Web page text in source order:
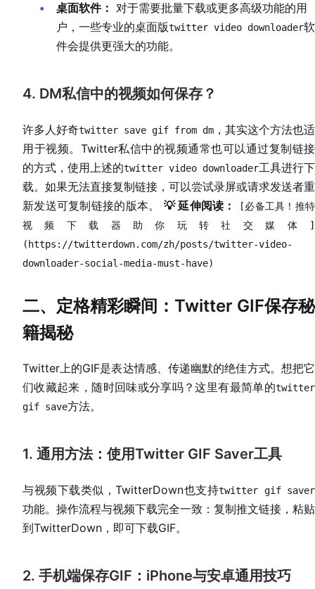
桌面软件： 对于需要批量下载或更多高级功能的用
户，一些专业的桌面版twitter video downloader软
件会提供更强大的功能。
4. DM私信中的视频如何保存？
许多人好奇twitter save gif from dm ，其实这个方法也适
用于视频。Twitter私信中的视频通常也可以通过复制链接
的方式，使用上述的twitter video downloader工具进行下
载。如果无法直接复制链接，可以尝试录屏或请求发送者重
新发送可复制链接的版本。 💡 延伸阅读：
[必备工具！推特
视频下载器助你玩转社交媒体]
(https://twitterdown.com/zh/posts/twitter-video-
downloader-social-media-must-have)
二、定格精彩瞬间：Twitter GIF保存秘
籍揭秘
Twitter上的GIF是表达情感、传递幽默的绝佳方式。想把它
们收藏起来，随时回味或分享吗？这里有最简单的twitter
gif save方法。
1. 通用方法：使用Twitter GIF Saver工具
与视频下载类似，TwitterDown也支持twitter gif saver
功能。操作流程与视频下载完全一致：复制推文链接，粘贴
到TwitterDown，即可下载GIF。
2. 手机端保存GIF：iPhone与安卓通用技巧